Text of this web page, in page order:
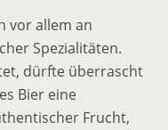
vor allem an
Spezialitäten.
dürfte überrascht
Bier eine
Frucht,